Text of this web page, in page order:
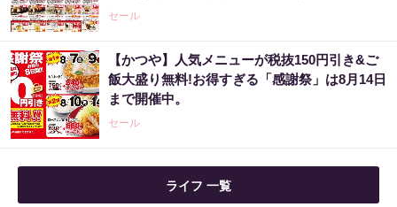
セール
【かつや】人気メニューが税抜150円引き&ご
飯大盛り無料!お得すぎる「感謝祭」は8月14日
まで開催中。
セール
ライフ 一覧